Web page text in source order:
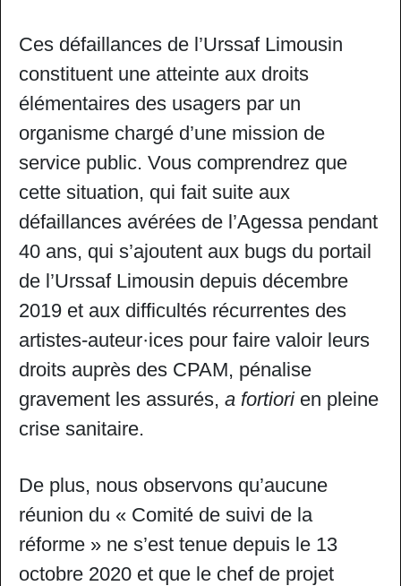
Ces défaillances de l’Urssaf Limousin
constituent une atteinte aux droits
élémentaires des usagers par un
organisme chargé d’une mission de
service public. Vous comprendrez que
cette situation, qui fait suite aux
défaillances avérées de l’Agessa pendant
40 ans, qui s’ajoutent aux bugs du portail
de l’Urssaf Limousin depuis décembre
2019 et aux difficultés récurrentes des
artistes-auteur·ices pour faire valoir leurs
droits auprès des CPAM, pénalise
gravement les assurés, a fortiorien pleine
crise sanitaire.
De plus, nous observons qu’aucune
réunion du « Comité de suivi de la
réforme » ne s’est tenue depuis le 13
octobre 2020 et que le chef de projet